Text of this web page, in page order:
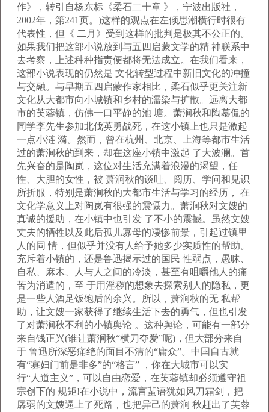
作》，转引自杨东标《柔石二十章 》，宁波出版社，
2002年，第241页。)这样的观点在左倾思潮横行时很有
代表性，但《 二月》受到这样的批判是极其不公正的。
如果我们把这部小说放到与五四启蒙文学的精 神联系中
去考察，上述种种指责便都将无法成立。在我们看来，
这部小说表现的仍然是 文化转型过程中新旧文化的冲撞
与交融。与早期五四启蒙作家相比，柔石似乎更关注新
文化从大都市向小城镇和乡村的濡染与扩散。远离大都
市的芙蓉镇，仿佛一口平静的池 塘。萧涧秋和陶慕侃的
同学李先生参加北伐英勇战死，在这小镇上也只是激起
一点小涟 漪。然而，曾在杭州、北京、上海等都市生活
过的萧涧秋的到来，却在这座小镇中激起 了大波澜。首
先兴奋的是陶岚，这位对生活充满着浪漫的渴望，任
性、大胆的女性，被 萧涧秋的谈吐、阅历、学问和见识
所折服，特别是萧涧秋的大都市生活与学习的经历， 在
文化学意义上对陶岚有很强的震慑力。萧涧秋对文嫂的
真诚的援助，在小镇中也引发 了不小的震撼。虽然文嫂
丈夫的牺牲以及此后孤儿寡母的凄惨前景，引起过镇里
人的同 情，但似乎并没有人给予她多少实质性的帮助。
充斥着小镇的，还是鲁迅揭示过的国民 性弱点，愚昧、
自私、麻木、人与人之间的冷淡，甚至有咀嚼他人的痛
苦为消遣的，至 于用淫秽的想象去探索别人的隐私，更
是一些人酒足饭饱后的余兴。所以，萧涧秋的无 私帮
助，让文嫂一家获得了继续生活下去的勇气，但也引发
了对萧涧秋不利的小镇舆论 。这种舆论，可能有一部分
来自钱正兴(谁让萧涧秋“横刀夺爱”呢)，但大部分来自
于 鲁迅所深恶痛绝的面目不清的“庸众”。中国自古就
有“寡妇门前是非多”的“格言” ，你在大城市可以实
行“人道主义”，可以自由恋爱，在芙蓉镇却必须遵守祖
宗创下的 规矩!在小说中，流言蜚语犹如风刀霜剑，把
孱弱的文嫂逼上了死路，也把异己的萧涧 秋赶出了芙蓉